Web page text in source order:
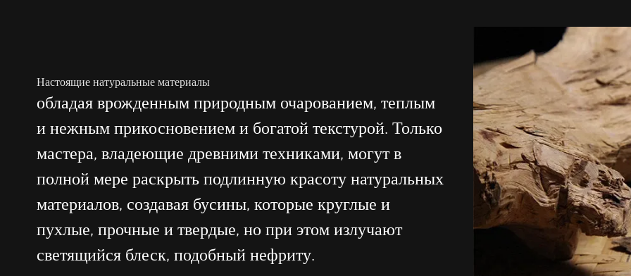
Настоящие натуральные материалы
обладая врожденным природным очарованием, теплым
и нежным прикосновением и богатой текстурой. Только
мастера, владеющие древними техниками, могут в
полной мере раскрыть подлинную красоту натуральных
материалов, создавая бусины, которые круглые и
пухлые, прочные и твердые, но при этом излучают
светящийся блеск, подобный нефриту.